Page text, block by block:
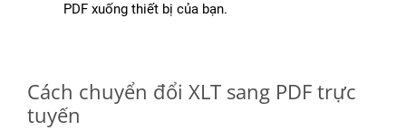
PDF xuống thiết bị của bạn.
Cách chuyển đổi XLT sang PDF trực
tuyến